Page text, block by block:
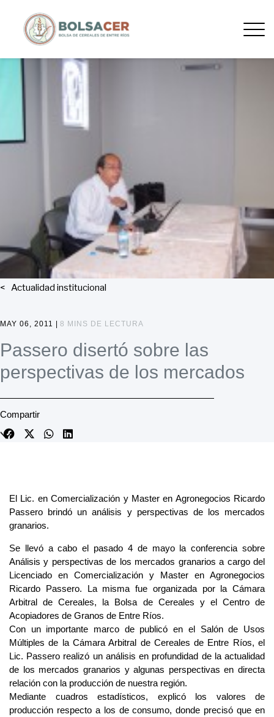
Actualidad institucional
MAY 06, 2011 | 8 MINS DE LECTURA
Passero disertó sobre las
perspectivas de los mercados
Compartir
El Lic. en Comercialización y Master en Agronegocios Ricardo
Passero brindó un análisis y perspectivas de los mercados
granarios.
Se llevó a cabo el pasado 4 de mayo la conferencia sobre
Análisis y perspectivas de los mercados granarios a cargo del
Licenciado en Comercialización y Master en Agronegocios
Ricardo Passero. La misma fue organizada por la Cámara
Arbitral de Cereales, la Bolsa de Cereales y el Centro de
Acopiadores de Granos de Entre Ríos.
Con un importante marco de publicó en el Salón de Usos
Múltiples de la Cámara Arbitral de Cereales de Entre Ríos, el
Lic. Passero realizó un análisis en profundidad de la actualidad
de los mercados granarios y algunas perspectivas en directa
relación con la producción de nuestra región.
Mediante cuadros estadísticos, explicó los valores de
producción respecto a los de consumo, donde precisó que en